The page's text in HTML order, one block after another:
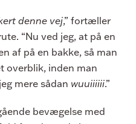
denne vej,” fortæller
“Nu ved jeg, at på en
af på en bakke, så man
overblik, inden man
mere sådan wuuiiiiii.”
bevægelse med